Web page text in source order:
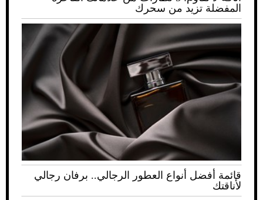
المفضلة تزيد من سحرك
قائمة أفضل أنواع العطور الرجالي.. برفان رجالي
لأناقتك